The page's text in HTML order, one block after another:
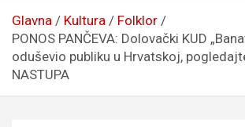
Glavna Kultura
Folklor
PONOS PANČEVA: Dolovački KUD
oduševio publiku u Hrvatskoj,
NASTUPA